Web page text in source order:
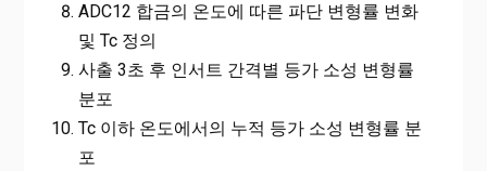
ADC12 합금의 온도에 따른 파단 변형률 변화
및 Tc 정의
사출 3초 후 인서트 간격별 등가 소성 변형률
분포
Tc 이하 온도에서의 누적 등가 소성 변형률 분
포